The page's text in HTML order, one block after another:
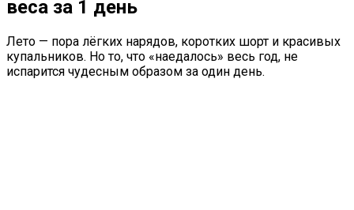
веса за 1 день
Лето — пора лёгких нарядов, коротких шорт и красивых
купальников. Но то, что «наедалось» весь год, не
испарится чудесным образом за один день.